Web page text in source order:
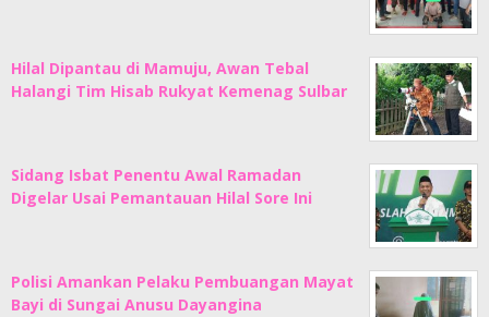
Hilal Dipantau di Mamuju, Awan Tebal
Halangi Tim Hisab Rukyat Kemenag Sulbar
Sidang Isbat Penentu Awal Ramadan
Digelar Usai Pemantauan Hilal Sore Ini
Polisi Amankan Pelaku Pembuangan Mayat
Bayi di Sungai Anusu Dayangina